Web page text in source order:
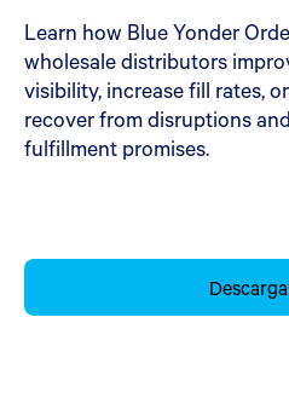
Learn how Blue Yonder
wholesale distributors
visibility, increase fill rates,
recover from disruptions
fulfillment promises.